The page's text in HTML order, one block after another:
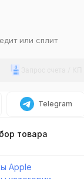
или сплит
Telegram
товара
Apple